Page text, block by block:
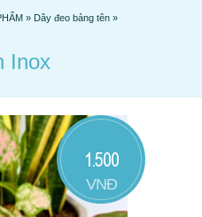
» Dây đeo bảng tên »
Inox
1.500
VNĐ